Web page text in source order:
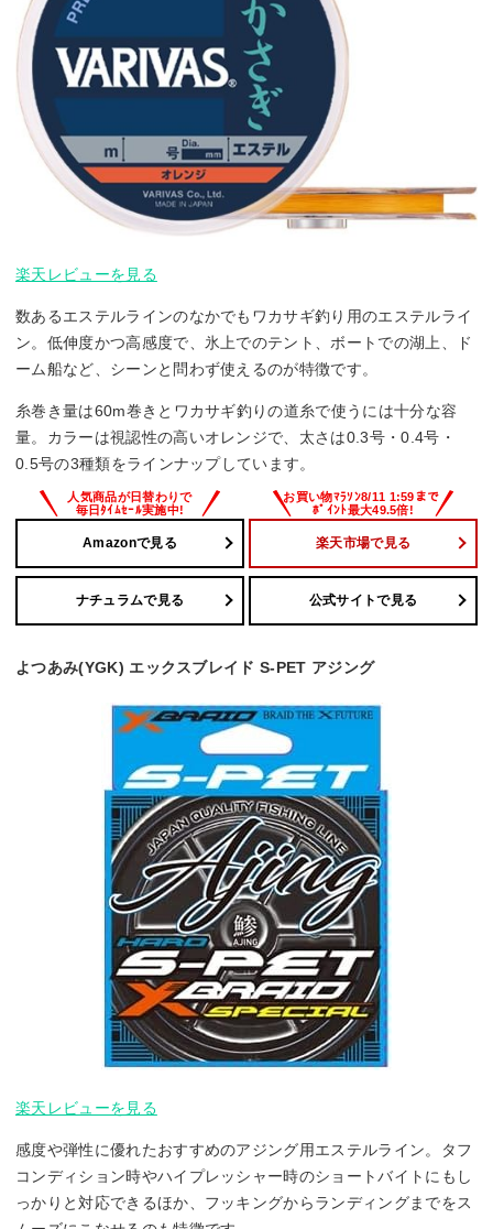
楽天レビューを見る
数あるエステルラインのなかでもワカサギ釣り用のエステルライ
ン。低伸度かつ高感度で、氷上でのテント、ボートでの湖上、ド
ーム船など、シーンと問わず使えるのが特徴です。
糸巻き量は60m巻きとワカサギ釣りの道糸で使うには十分な容
量。カラーは視認性の高いオレンジで、太さは0.3号・0.4号・
0.5号の3種類をラインナップしています。
Amazonで見る 楽天市場で見る
ナチュラムで見る 公式サイトで見る
よつあみ(YGK) エックスブレイド S-PET アジング
楽天レビューを見る
感度や弾性に優れたおすすめのアジング用エステルライン。タフ
コンディション時やハイプレッシャー時のショートバイトにもし
っかりと対応できるほか、フッキングからランディングまでをス